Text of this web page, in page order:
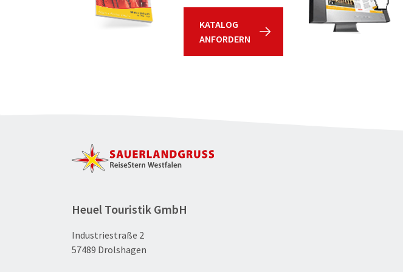
KATALOG
ANFORDERN
Heuel Touristik GmbH
Industriestraße 2
57489 Drolshagen